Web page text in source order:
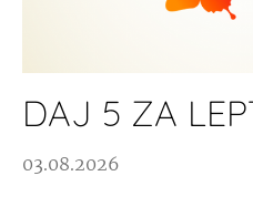
DAJ 5 ZA
03.08.2026